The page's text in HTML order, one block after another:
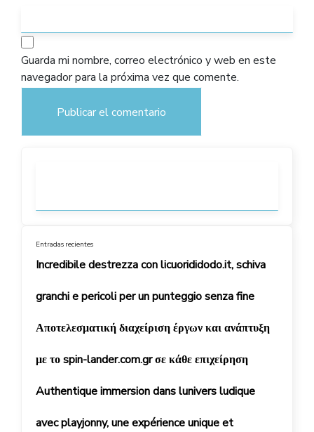
Guarda mi nombre, correo electrónico y web en este
navegador para la próxima vez que comente.
Entradas recientes
Incredibile destrezza con licuorididodo.it, schiva
granchi e pericoli per un punteggio senza fine
Αποτελεσματική διαχείριση έργων και ανάπτυξη
με το spin-lander.com.gr σε κάθε επιχείρηση
Authentique immersion dans lunivers ludique
avec playjonny, une expérience unique et